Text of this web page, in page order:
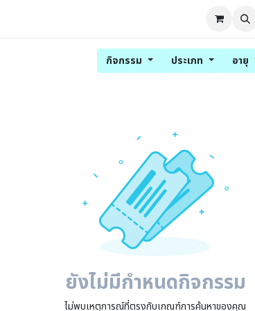
กิจกรรม ประเภท อายุ
ยังไม่มีกำหนดกิจกรรม
ไม่พบเหตุการณ์ที่ตรงกับเกณฑ์การค้นหาของคุณ